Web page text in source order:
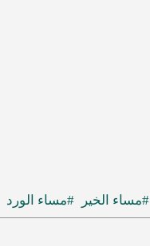
#مساء الخير #مساء الورد